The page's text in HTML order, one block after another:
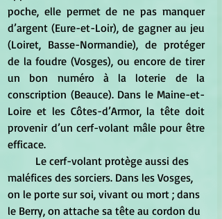
poche, elle permet de ne pas manquer
d’argent (Eure-et-Loir), de gagner au jeu
(Loiret, Basse-Normandie), de protéger
de la foudre (Vosges), ou encore de tirer
un bon numéro à la loterie de la
conscription (Beauce). Dans le Maine-et-
Loire et les Côtes-d’Armor, la tête doit
provenir d’un cerf-volant mâle pour être
efficace.
maléfices des sorciers. Dans les Vosges,
on le porte sur soi, vivant ou mort ; dans
le Berry, on attache sa tête au cordon du